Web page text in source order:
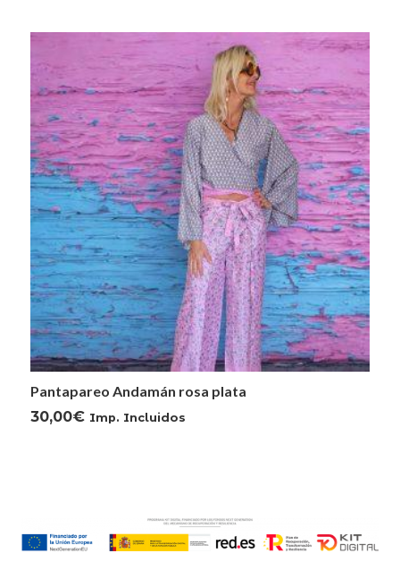
Pantapareo Andamán rosa plata
30,00€ Imp. Incluidos